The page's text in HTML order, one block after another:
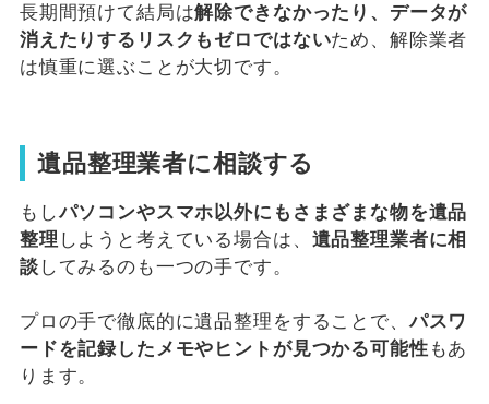
長期間預けて結局は解除できなかったり、データが
消えたりするリスクもゼロではないため、解除業者
は慎重に選ぶことが大切です。
遺品整理業者に相談する
もしパソコンやスマホ以外にもさまざまな物を遺品
整理 しようと考えている場合は、 遺品整理業者に相
談 してみるのも一つの手です。
プロの手で徹底的に遺品整理をすることで、パスワ
ードを記録したメモやヒントが見つかる可能性 もあ
ります。